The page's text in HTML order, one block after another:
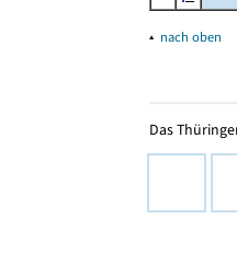
▴ nach oben
Das